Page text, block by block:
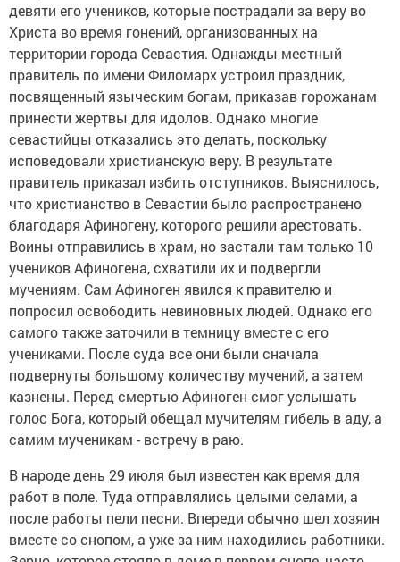
девяти его учеников, которые пострадали за веру во
Христа во время гонений, организованных на
территории города Севастия. Однажды местный
правитель по имени Филомарх устроил праздник,
посвященный языческим богам, приказав горожанам
принести жертвы для идолов. Однако многие
севастийцы отказались это делать, поскольку
исповедовали христианскую веру. В результате
правитель приказал избить отступников. Выяснилось,
что христианство в Севастии было распространено
благодаря Афиногену, которого решили арестовать.
Воины отправились в храм, но застали там только 10
учеников Афиногена, схватили их и подвергли
мучениям. Сам Афиноген явился к правителю и
попросил освободить невиновных людей. Однако его
самого также заточили в темницу вместе с его
учениками. После суда все они были сначала
подвернуты большому количеству мучений, а затем
казнены. Перед смертью Афиноген смог услышать
голос Бога, который обещал мучителям гибель в аду, а
самим мученикам - встречу в раю.
В народе день 29 июля был известен как время для
работ в поле. Туда отправлялись целыми селами, а
после работы пели песни. Впереди обычно шел хозяин
вместе со снопом, а уже за ним находились работники.